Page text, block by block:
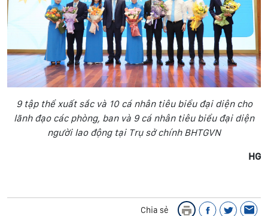
9 tập thể xuất sắc và 10 cá nhân tiêu biểu đại diện cho
lãnh đạo các phòng, ban và 9 cá nhân tiêu biểu đại diện
người lao động tại Trụ sở chính BHTGVN
HG
Chia sẻ